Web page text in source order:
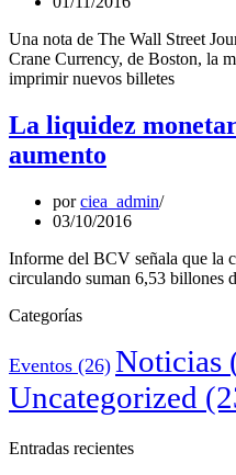
Una nota de The Wall Street
Crane Currency, de Boston, la
imprimir nuevos billetes
La liquidez
aumento
porciea_admin
03/10/2016
Informe del BCV señala que la
circulando suman 6,53 billones
Categorías
Eventos (26) Noticias
Uncategorized
Entradas recientes